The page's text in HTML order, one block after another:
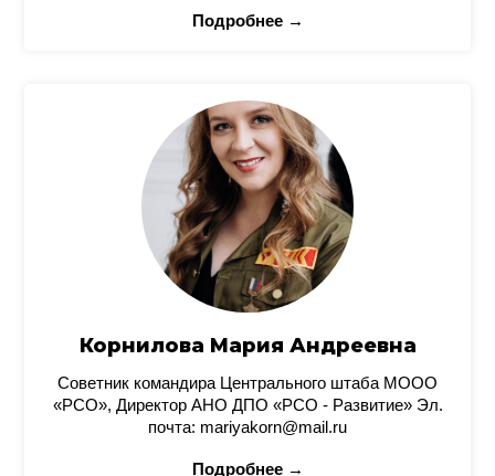
Подробнее →
Корнилова Мария Андреевна
Советник командира Центрального штаба МООО
«РСО», Директор АНО ДПО «РСО - Развитие» Эл.
почта: mariyakorn@mail.ru
Подробнее →